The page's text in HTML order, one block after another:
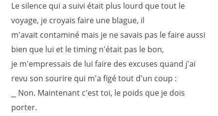
Le silence qui a suivi était plus lourd que tout le
voyage, je croyais faire une blague, il
m'avait contaminé mais je ne savais pas le faire aussi
bien que lui et le timing n'était pas le bon,
je m'empressais de lui faire des excuses quand j'ai
revu son sourire qui m'a figé tout d'un coup :
⎯ Non. Maintenant c'est toi, le poids que je dois
porter.